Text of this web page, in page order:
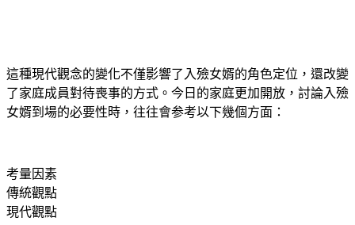
這種現代觀念的變化不僅影響了入殮女婿的角色定位，還改變
了家庭成員對待喪事的方式。今日的家庭更加開放，討論入殮
女婿到場的必要性時，往往會参考以下幾個方面：⁢ ‍
考量因素
傳統觀點
現代觀點